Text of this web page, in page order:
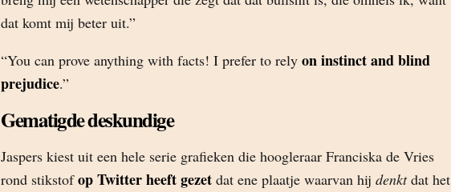
dat komt mij beter uit.”
“You can prove anything with facts! I prefer to rely on instinct and blind
prejudice.”
Gematigde deskundige
Jaspers kiest uit een hele serie grafieken die hoogleraar Franciska de Vries
rond stikstofop Twitter heeft gezet dat ene plaatje waarvan hij denktdat het